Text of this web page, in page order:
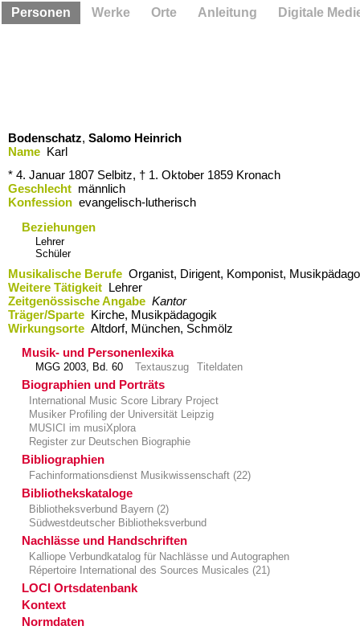
Bodenschatz, Salomo Heinrich
Name Karl
* 4. Januar 1807 Selbitz, † 1. Oktober 1859 Kronach
Geschlecht männlich
Konfession evangelisch-lutherisch
Beziehungen
Lehrer
Schüler
Musikalische Berufe Organist, Dirigent, Komponist,
Weitere Tätigkeit Lehrer
Zeitgenössische Angabe Kantor
Träger/Sparte Kirche, Musikpädagogik
Wirkungsorte Altdorf,​ München,​ Schmölz
Musik- und Personenlexika
MGG 2003, Bd. 60 Textauszug Titeldaten
Biographien und Porträts
International Music Score Library Project
Musiker Profiling der Universität Leipzig
MUSICI im musiXplora
Register zur Deutschen Biographie
Bibliographien
Fachinformationsdienst Musikwissenschaft (22)
Bibliothekskataloge
Bibliotheksverbund Bayern (2)
Südwestdeutscher Bibliotheksverbund
Nachlässe und Handschriften
Kalliope Verbundkatalog für Nachlässe und Autographen
Répertoire International des Sources Musicales (21)
LOCI Ortsdatenbank
Kontext
Normdaten
Personen Werke Orte Anleitung Digitale